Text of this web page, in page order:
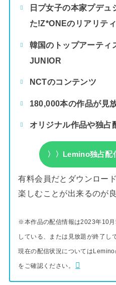
日プ女子の本家プデュ
た!Z*ONEのリアリティ
韓国のトップアーティ
JUNIOR
NCTのコンテンツ
180,000本の作品が見
オリジナル作品や独占
〉〉Lemino独占配
有料会員だとダウンロー
楽しむことが出来るのが
※本作品の配信情報は2023年10
している、または見放題が終了し
現在の配信状況については
をご確認ください。